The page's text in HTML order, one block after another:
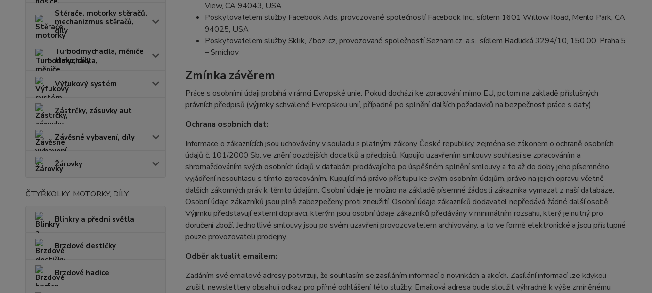
Stěrače, motorky stěračů,
mechanizmus stěračů,
díly
Turbodmychadla, měniče
tlaku, díly
Výfukový systém
Zástrčky, zásuvky aut
Závěsné vybavení, díly
Žárovky
ČTYŘKOLKY, MOTORKY, DÍLY
Blinkry a přední světla
Brzdové destičky
Brzdové hadice
View, CA 94043, USA
Poskytovatelem služby Facebook Ads, provozované společností Facebook Inc., sídlem 1601 Willow Road, Menlo Park, CA
94025, USA
Poskytovatelem služby Sklik, Zbozi.cz, provozované společností Seznam.cz, a.s., sídlem Radlická 3294/10, 150 00, Praha 5
– Smíchov
Zmínka závěrem
Práce s osobními údaji probíhá v rámci Evropské unie. Pokud dochází ke zpracování mimo EU, potom na základě příslušných
právních předpisů (výjimky schválené Evropskou unií, případně po splnění dalších požadavků na bezpečnost práce s daty).
Ochrana osobních dat:
Informace o zákaznících jsou uchovávány v souladu s platnými zákony České republiky, zejména se zákonem o ochraně osobních
údajů č. 101/2000 Sb. ve znění pozdějších dodatků a předpisů. Kupující uzavřením smlouvy souhlasí se zpracováním a
shromažďováním svých osobních údajů v databázi prodávajícího po úspěšném splnění smlouvy a to až do doby jeho písemného
vyjádření nesouhlasu s tímto zpracováním. Kupující má právo přístupu ke svým osobním údajům, právo na jejich opravu včetně
dalších zákonných práv k těmto údajům. Osobní údaje je možno na základě písemné žádosti zákazníka vymazat z naší databáze.
Osobní údaje zákazníků jsou plně zabezpečeny proti zneužití. Osobní údaje zákazníků dodavatel nepředává žádné další osobě.
Výjimku představují externí dopravci, kterým jsou osobní údaje zákazníků předávány v minimálním rozsahu, který je nutný pro
doručení zboží. Jednotlivé smlouvy jsou po svém uzavření provozovatelem archivovány, a to ve formě elektronické a jsou přístupné
pouze provozovateli prodejny.
Odběr aktualit emailem:
Zadáním své emailové adresy potvrzuji, že souhlasím se zasíláním informací o novinkách a akcích. Zasílání informací lze kdykoli
zrušit, newslettery obsahují odkaz pro přímé odhlášení této služby. Emailová adresa bude sloužit výhradně k výše zmíněnému